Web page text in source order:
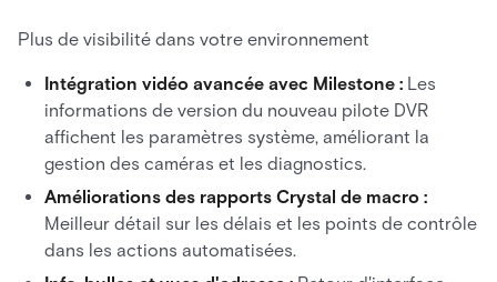
Plus de visibilité dans votre environnement
Intégration vidéo avancée avec Milestone : Les
informations de version du nouveau pilote DVR
affichent les paramètres système, améliorant la
gestion des caméras et les diagnostics.
Améliorations des rapports Crystal de macro :
Meilleur détail sur les délais et les points de contrôle
dans les actions automatisées.